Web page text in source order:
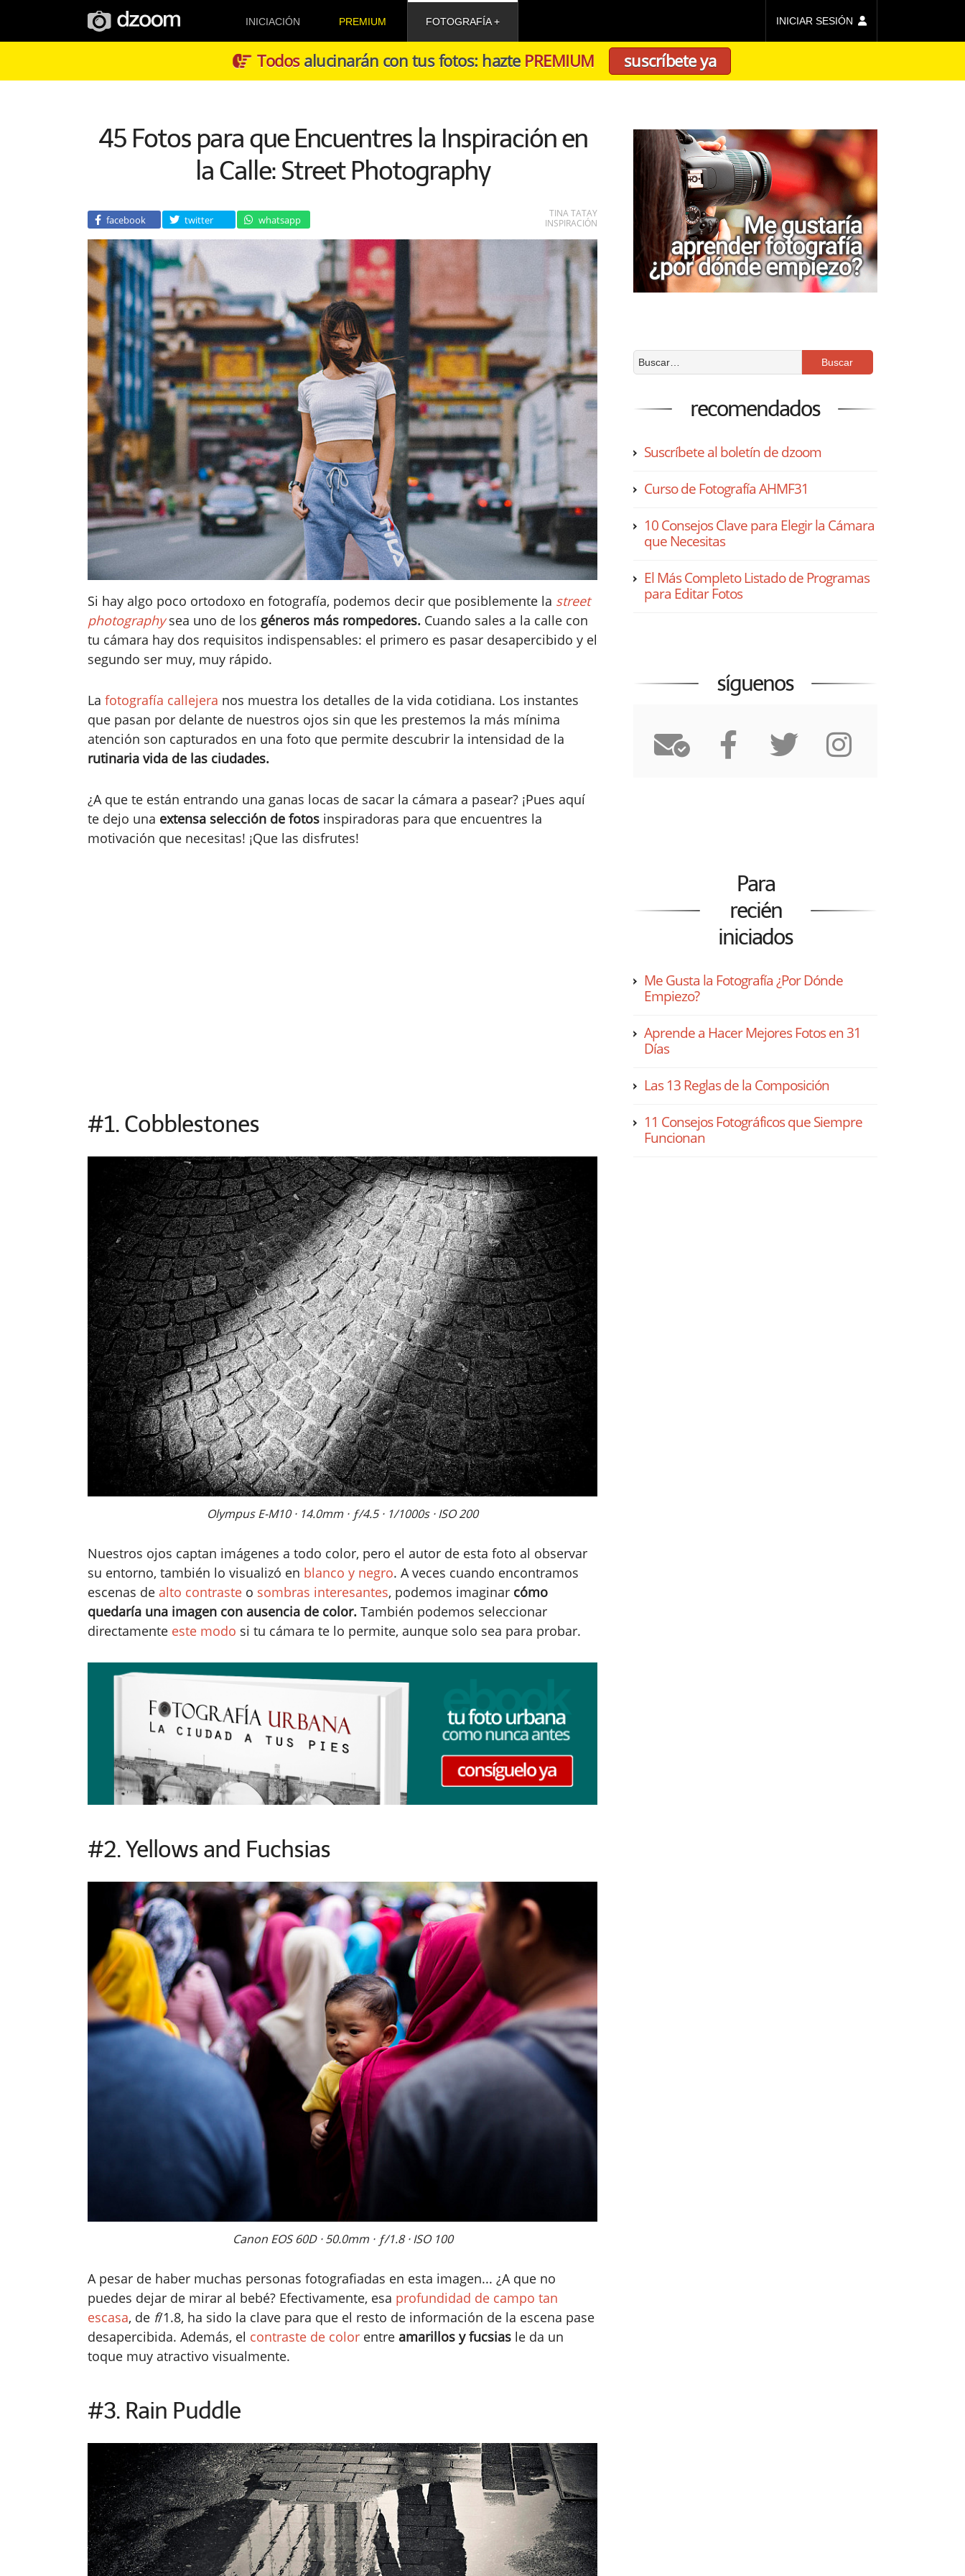
INICIACIÓN PREMIUM FOTOGRAFÍA INICIAR SESIÓN
Todosalucinarán con tus fotos: hazte PREMIUM suscríbete ya
45 Fotos para que Encuentres la Inspiración en
la Calle: Street Photography
facebook twitter whatsapp
TINA TATAY
INSPIRACIÓN
Si hay algo poco ortodoxo en fotografía, podemos decir que posiblemente la street
photographysea uno de los géneros más rompedores. Cuando sales a la calle con
tu cámara hay dos requisitos indispensables: el primero es pasar desapercibido y el
segundo ser muy, muy rápido.
La fotografía callejera nos muestra los detalles de la vida cotidiana. Los instantes
que pasan por delante de nuestros ojos sin que les prestemos la más mínima
atención son capturados en una foto que permite descubrir la intensidad de la
rutinaria vida de las ciudades.
¿A que te están entrando una ganas locas de sacar la cámara a pasear? ¡Pues aquí
te dejo una extensa selección de fotos inspiradoras para que encuentres la
motivación que necesitas! ¡Que las disfrutes!
#1. Cobblestones
Olympus E-M10 · 14.0mm · ƒ/4.5 · 1/1000s · ISO 200
Nuestros ojos captan imágenes a todo color, pero el autor de esta foto al observar
su entorno, también lo visualizó en blanco y negro. A veces cuando encontramos
escenas de alto contraste o sombras interesantes, podemos imaginar cómo
quedaría una imagen con ausencia de color. También podemos seleccionar
directamente este modo si tu cámara te lo permite, aunque solo sea para probar.
#2. Yellows and Fuchsias
Canon EOS 60D · 50.0mm · ƒ/1.8 · ISO 100
A pesar de haber muchas personas fotografiadas en esta imagen... ¿A que no
puedes dejar de mirar al bebé? Efectivamente, esa profundidad de campo tan
escasa, de f/1.8, ha sido la clave para que el resto de información de la escena pase
desapercibida. Además, el contraste de color entre amarillos y fucsias le da un
toque muy atractivo visualmente.
#3. Rain Puddle
recomendados
Suscríbete al boletín de dzoom
Curso de Fotografía AHMF31
10 Consejos Clave para Elegir la Cámara
que Necesitas
El Más Completo Listado de Programas
para Editar Fotos
síguenos
Para
recién
iniciados
Me Gusta la Fotografía ¿Por Dónde
Empiezo?
Aprende a Hacer Mejores Fotos en 31
Días
Las 13 Reglas de la Composición
11 Consejos Fotográficos que Siempre
Funcionan